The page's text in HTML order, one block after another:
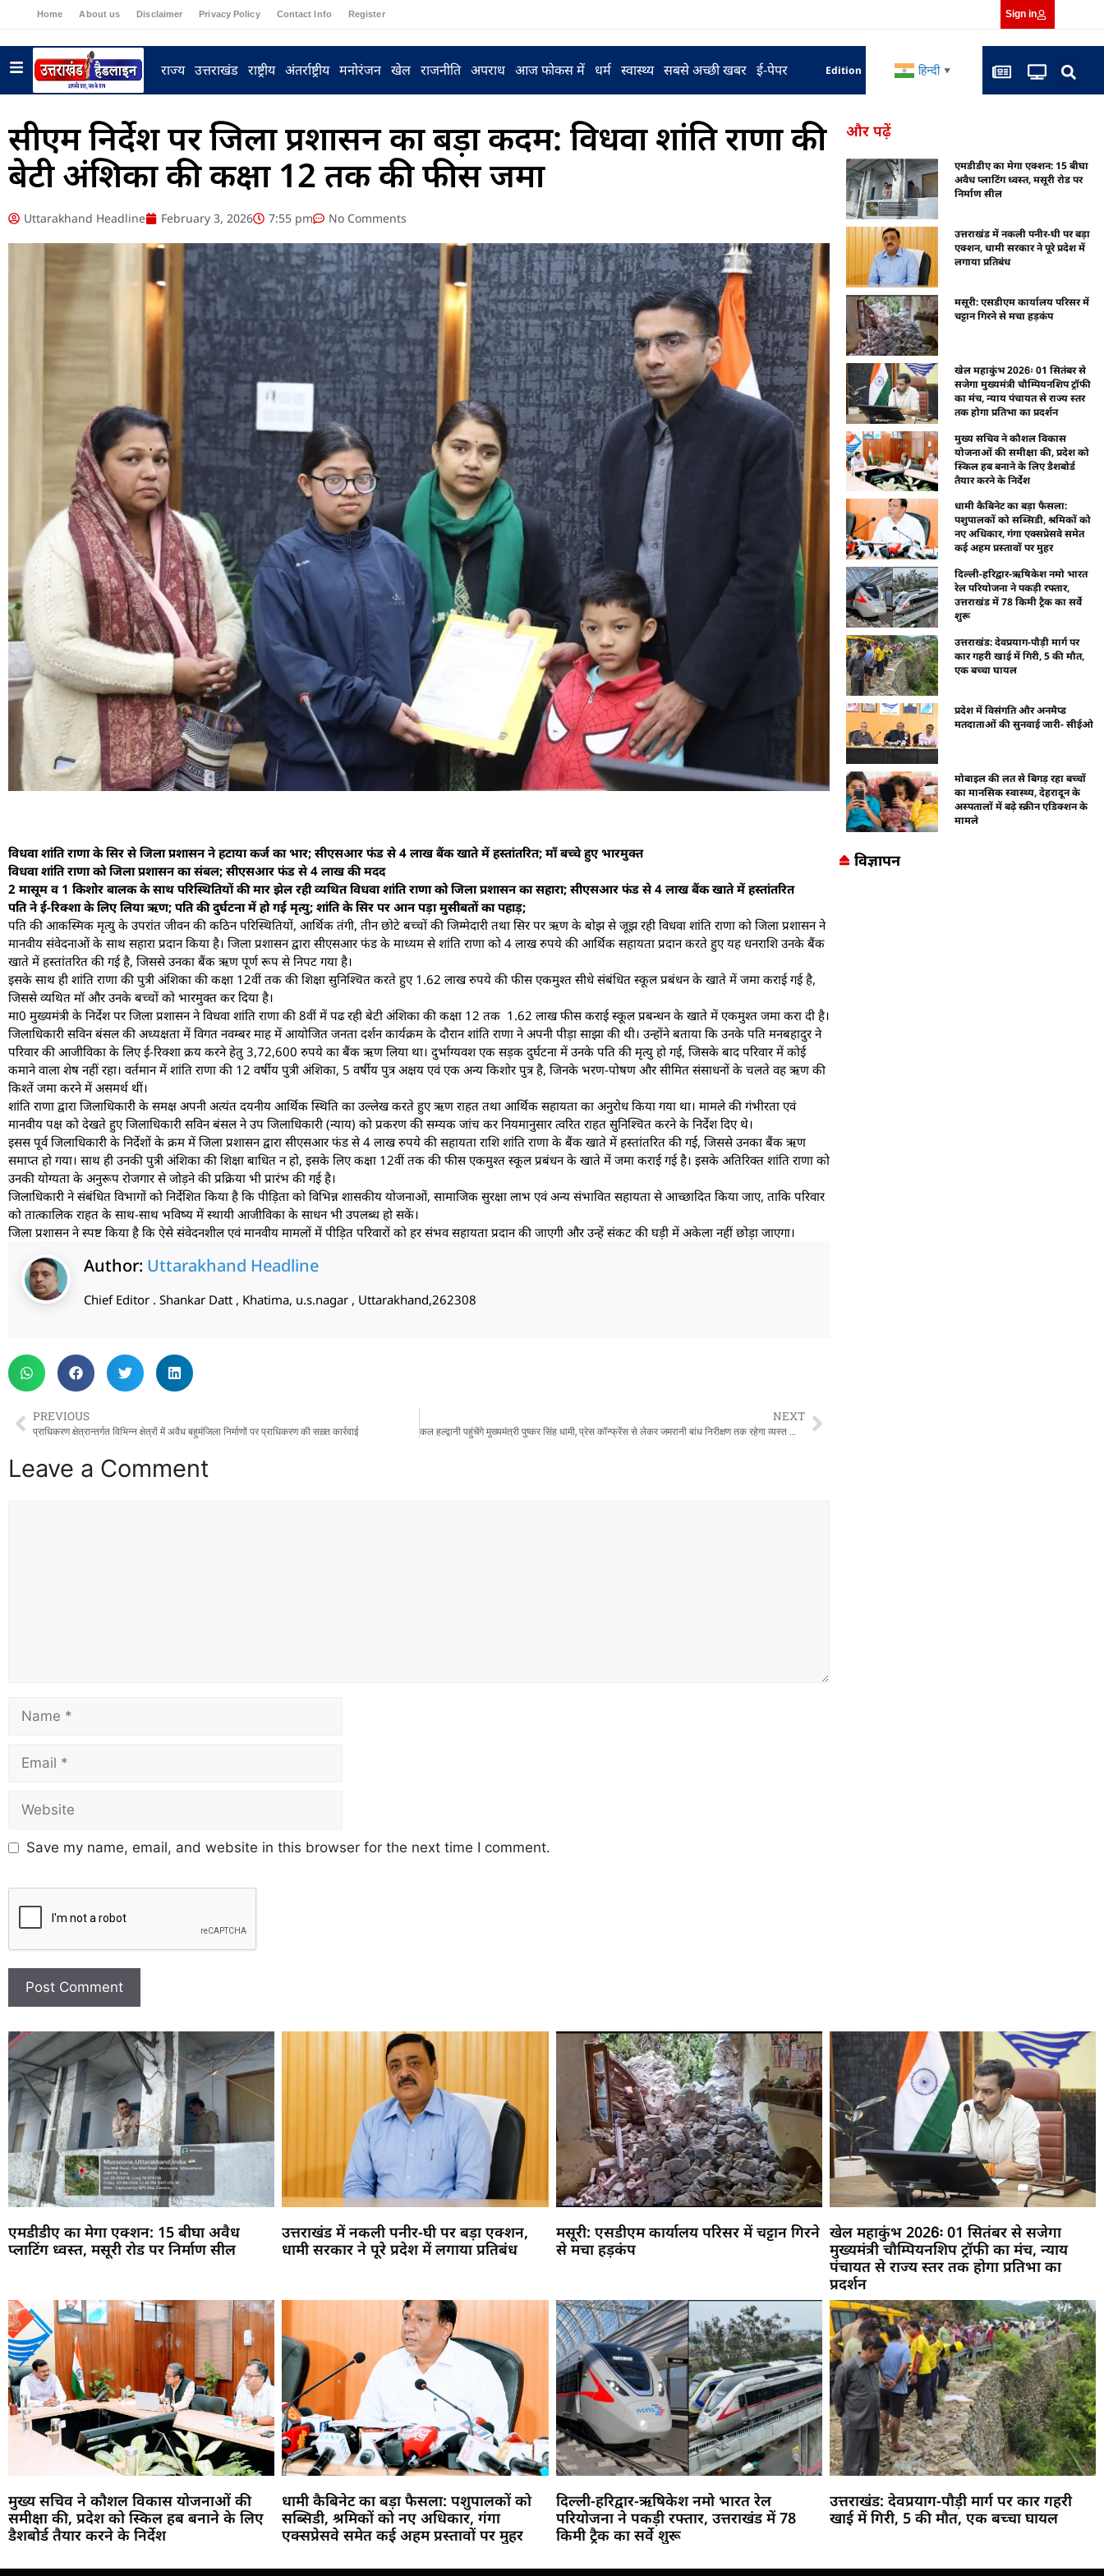
Home About us Disclaimer Privacy Policy Contact Info Register Sign in
राज्य उत्तराखंड राष्ट्रीय अंतर्राष्ट्रीय मनोरंजन खेल राजनीति अपराध आज फोकस में धर्म स्वास्थ्य सबसे अच्छी खबर ई-पेपर Edition हिन्दी ▼
सीएम निर्देश पर जिला प्रशासन का बड़ा कदम: विधवा शांति राणा की
बेटी अंशिका की कक्षा 12 तक की फीस जमा
Uttarakhand Headline February 3, 2026 7:55 pm No Comments
विधवा शांति राणा के सिर से जिला प्रशासन ने हटाया कर्ज का भार; सीएसआर फंड से 4 लाख बैंक खाते में हस्तांतरित; मॉं बच्चे हुए भारमुक्त
विधवा शांति राणा को जिला प्रशासन का संबल; सीएसआर फंड से 4 लाख की मदद
2 मासूम व 1 किशोर बालक के साथ परिस्थितियों की मार झेल रही व्यथित विधवा शांति राणा को जिला प्रशासन का सहारा; सीएसआर फंड से 4 लाख बैंक खाते में हस्तांतरित
पति ने ई-रिक्शा के लिए लिया ऋण; पति की दुर्घटना में हो गई मृत्यु; शांति के सिर पर आन पड़ा मुसीबतों का पहाड़;
पति की आकस्मिक मृत्यु के उपरांत जीवन की कठिन परिस्थितियों, आर्थिक तंगी, तीन छोटे बच्चों की जिम्मेदारी तथा सिर पर ऋण के बोझ से जूझ रही विधवा शांति राणा को जिला प्रशासन ने
मानवीय संवेदनाओं के साथ सहारा प्रदान किया है। जिला प्रशासन द्वारा सीएसआर फंड के माध्यम से शांति राणा को 4 लाख रुपये की आर्थिक सहायता प्रदान करते हुए यह धनराशि उनके बैंक
खाते में हस्तांतरित की गई है, जिससे उनका बैंक ऋण पूर्ण रूप से निपट गया है।
इसके साथ ही शांति राणा की पुत्री अंशिका की कक्षा 12वीं तक की शिक्षा सुनिश्चित करते हुए 1.62 लाख रुपये की फीस एकमुश्त सीधे संबंधित स्कूल प्रबंधन के खाते में जमा कराई गई है,
जिससे व्यथित मॉ और उनके बच्चों को भारमुक्त कर दिया है।
मा0 मुख्यमंत्री के निर्देश पर जिला प्रशासन ने विधवा शांति राणा की 8वीं में पढ रही बेटी अंशिका की कक्षा 12 तक 1.62 लाख फीस कराई स्कूल प्रबन्धन के खाते में एकमुश्त जमा करा दी है।
जिलाधिकारी सविन बंसल की अध्यक्षता में विगत नवम्बर माह में आयोजित जनता दर्शन कार्यक्रम के दौरान शांति राणा ने अपनी पीड़ा साझा की थी। उन्होंने बताया कि उनके पति मनबहादुर ने
परिवार की आजीविका के लिए ई-रिक्शा क्रय करने हेतु 3,72,600 रुपये का बैंक ऋण लिया था। दुर्भाग्यवश एक सड़क दुर्घटना में उनके पति की मृत्यु हो गई, जिसके बाद परिवार में कोई
कमाने वाला शेष नहीं रहा। वर्तमान में शांति राणा की 12 वर्षीय पुत्री अंशिका, 5 वर्षीय पुत्र अक्षय एवं एक अन्य किशोर पुत्र है, जिनके भरण-पोषण और सीमित संसाधनों के चलते वह ऋण की
किश्तें जमा करने में असमर्थ थीं।
शांति राणा द्वारा जिलाधिकारी के समक्ष अपनी अत्यंत दयनीय आर्थिक स्थिति का उल्लेख करते हुए ऋण राहत तथा आर्थिक सहायता का अनुरोध किया गया था। मामले की गंभीरता एवं
मानवीय पक्ष को देखते हुए जिलाधिकारी सविन बंसल ने उप जिलाधिकारी (न्याय) को प्रकरण की सम्यक जांच कर नियमानुसार त्वरित राहत सुनिश्चित करने के निर्देश दिए थे।
इसस पूर्व जिलाधिकारी के निर्देशों के क्रम में जिला प्रशासन द्वारा सीएसआर फंड से 4 लाख रुपये की सहायता राशि शांति राणा के बैंक खाते में हस्तांतरित की गई, जिससे उनका बैंक ऋण
समाप्त हो गया। साथ ही उनकी पुत्री अंशिका की शिक्षा बाधित न हो, इसके लिए कक्षा 12वीं तक की फीस एकमुश्त स्कूल प्रबंधन के खाते में जमा कराई गई है। इसके अतिरिक्त शांति राणा को
उनकी योग्यता के अनुरूप रोजगार से जोड़ने की प्रक्रिया भी प्रारंभ की गई है।
जिलाधिकारी ने संबंधित विभागों को निर्देशित किया है कि पीड़िता को विभिन्न शासकीय योजनाओं, सामाजिक सुरक्षा लाभ एवं अन्य संभावित सहायता से आच्छादित किया जाए, ताकि परिवार
को तात्कालिक राहत के साथ-साथ भविष्य में स्थायी आजीविका के साधन भी उपलब्ध हो सकें।
जिला प्रशासन ने स्पष्ट किया है कि ऐसे संवेदनशील एवं मानवीय मामलों में पीड़ित परिवारों को हर संभव सहायता प्रदान की जाएगी और उन्हें संकट की घड़ी में अकेला नहीं छोड़ा जाएगा।
Author: Uttarakhand Headline
Chief Editor . Shankar Datt , Khatima, u.s.nagar , Uttarakhand,262308
PREVIOUS
प्राधिकरण क्षेत्रान्तर्गत विभिन्न क्षेत्रों में अवैध बहुमंजिला निर्माणों पर प्राधिकरण की सख़्त कार्रवाई
NEXT
कल हल्द्वानी पहुंचेंगे मुख्यमंत्री पुष्कर सिंह धामी, प्रेस कॉन्फ्रेंस से लेकर जमरानी बांध निरीक्षण तक रहेगा व्यस्त कार्यक्रम
Leave a Comment
Save my name, email, and website in this browser for the next time I comment.
और पढ़ें
एमडीडीए का मेगा एक्शन: 15 बीघा
अवैध प्लाटिंग ध्वस्त, मसूरी रोड पर
निर्माण सील
उत्तराखंड में नकली पनीर-घी पर बड़ा
एक्शन, धामी सरकार ने पूरे प्रदेश में
लगाया प्रतिबंध
मसूरी: एसडीएम कार्यालय परिसर में
चट्टान गिरने से मचा हड़कंप
खेल महाकुंभ 2026ः 01 सितंबर से
सजेगा मुख्यमंत्री चौम्पियनशिप ट्रॉफी
का मंच, न्याय पंचायत से राज्य स्तर
तक होगा प्रतिभा का प्रदर्शन
मुख्य सचिव ने कौशल विकास
योजनाओं की समीक्षा की, प्रदेश को
स्किल हब बनाने के लिए डैशबोर्ड
तैयार करने के निर्देश
धामी कैबिनेट का बड़ा फैसला:
पशुपालकों को सब्सिडी, श्रमिकों को
नए अधिकार, गंगा एक्सप्रेसवे समेत
कई अहम प्रस्तावों पर मुहर
दिल्ली-हरिद्वार-ऋषिकेश नमो भारत
रेल परियोजना ने पकड़ी रफ्तार,
उत्तराखंड में 78 किमी ट्रैक का सर्वे
शुरू
उत्तराखंड: देवप्रयाग-पौड़ी मार्ग पर
कार गहरी खाई में गिरी, 5 की मौत,
एक बच्चा घायल
प्रदेश में विसंगति और अनमैप्ड
मतदाताओं की सुनवाई जारी- सीईओ
मोबाइल की लत से बिगड़ रहा बच्चों
का मानसिक स्वास्थ्य, देहरादून के
अस्पतालों में बढ़े स्क्रीन एडिक्शन के
मामले
विज्ञापन
एमडीडीए का मेगा एक्शन: 15 बीघा अवैध
प्लाटिंग ध्वस्त, मसूरी रोड पर निर्माण सील
उत्तराखंड में नकली पनीर-घी पर बड़ा एक्शन,
धामी सरकार ने पूरे प्रदेश में लगाया प्रतिबंध
मसूरी: एसडीएम कार्यालय परिसर में चट्टान गिरने
से मचा हड़कंप
खेल महाकुंभ 2026ः 01 सितंबर से सजेगा
मुख्यमंत्री चौम्पियनशिप ट्रॉफी का मंच, न्याय
पंचायत से राज्य स्तर तक होगा प्रतिभा का
प्रदर्शन
मुख्य सचिव ने कौशल विकास योजनाओं की
समीक्षा की, प्रदेश को स्किल हब बनाने के लिए
डैशबोर्ड तैयार करने के निर्देश
धामी कैबिनेट का बड़ा फैसला: पशुपालकों को
सब्सिडी, श्रमिकों को नए अधिकार, गंगा
एक्सप्रेसवे समेत कई अहम प्रस्तावों पर मुहर
दिल्ली-हरिद्वार-ऋषिकेश नमो भारत रेल
परियोजना ने पकड़ी रफ्तार, उत्तराखंड में 78
किमी ट्रैक का सर्वे शुरू
उत्तराखंड: देवप्रयाग-पौड़ी मार्ग पर कार गहरी
खाई में गिरी, 5 की मौत, एक बच्चा घायल